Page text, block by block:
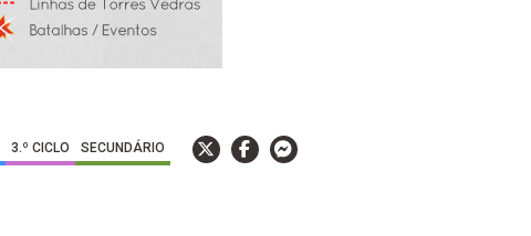
3.º CICLO SECUNDÁRIO